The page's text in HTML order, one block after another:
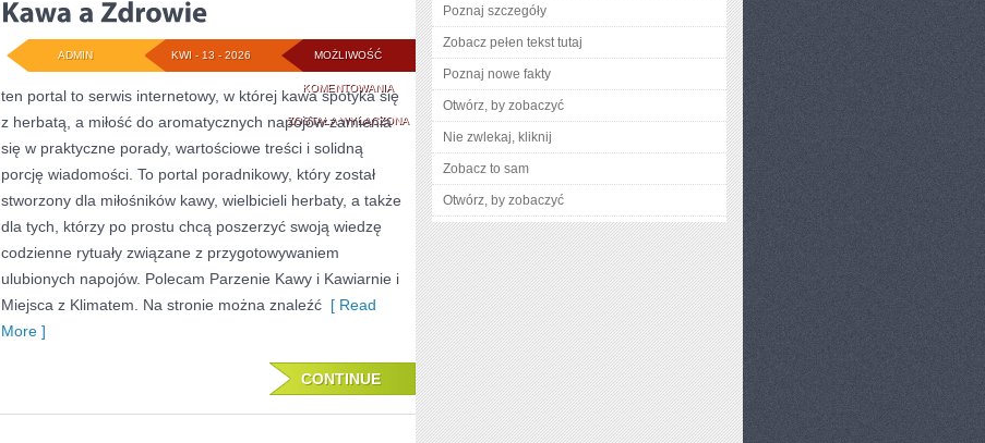
MOŻLIWOŚĆ
KOMENTOWANIAKAWA
A
ZDROWIE
ZOSTAŁA WYŁĄCZONA
KWI - 13 - 2026
ADMIN
ten portal to serwis internetowy, w której kawa spotyka się
z herbatą, a miłość do aromatycznych napojów zamienia
się w praktyczne porady, wartościowe treści i solidną
porcję wiadomości. To portal poradnikowy, który został
stworzony dla miłośników kawy, wielbicieli herbaty, a także
dla tych, którzy po prostu chcą poszerzyć swoją wiedzę
codzienne rytuały związane z przygotowywaniem
ulubionych napojów. Polecam Parzenie Kawy i Kawiarnie i
Miejsca z Klimatem. Na stronie można znaleźć [ Read
More ]
CONTINUE
Poznaj szczegóły
Zobacz pełen tekst tutaj
Poznaj nowe fakty
Otwórz, by zobaczyć
Nie zwlekaj, kliknij
Zobacz to sam
Otwórz, by zobaczyć